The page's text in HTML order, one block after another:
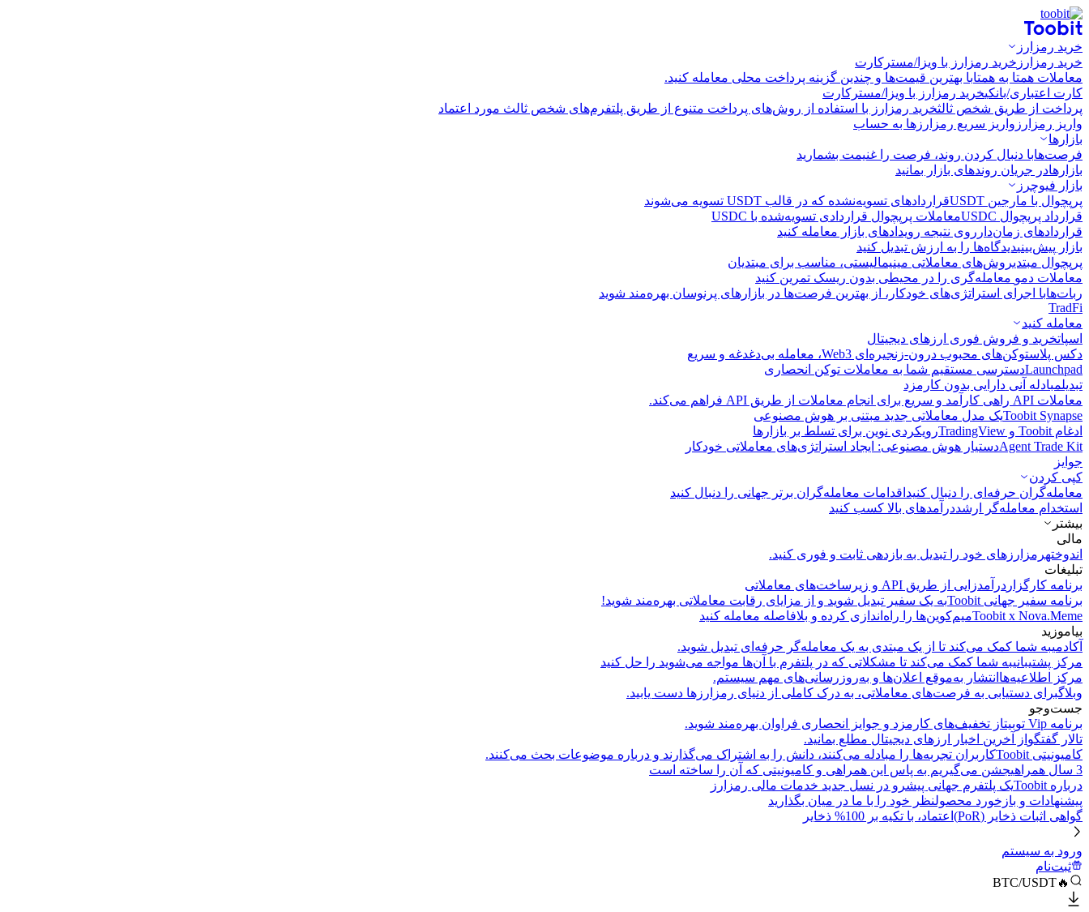
خرید رمزارز
خرید رمزارز خرید رمزارز با ویزا/مسترکارت
معاملات همتا به همتابا بهترین قیمت‌ها و چندین گزینه پرداخت محلی معامله کنید.
کارت اعتباری/بانکیخرید رمزارز با ویزا/مسترکارت
پرداخت از طریق شخص ثالثخرید رمزارز با استفاده از روش‌های پرداخت متنوع از طریق پلتفرم‌های شخص ثالث مورد اعتماد
واریز رمزارز واریز سریع رمزارزها به حساب
بازارها
فرصت‌هابا دنبال کردن روند، فرصت را غنیمت بشمارید
بازارهادر جریان روندهای بازار بمانید
بازار فیوچرز
پرپچوال با مارجین USDT
قراردادهای تسویه‌نشده که در قالب USDT تسویه می‌شوند
قرارداد پرپچوال USDC
معاملات پرپچوال قراردادی تسویه‌شده با USDC
قراردادهای زمان‌دار روی نتیجه رویدادهای بازار معامله کنید
بازار پیش‌بینیدیدگاه‌ها را به ارزش تبدیل کنید
پرپچوال مبتدیروش‌های معاملاتی مینیمالیستی، مناسب برای مبتدیان
معاملات دمو معامله‌گری را در محیطی بدون ریسک تمرین کنید
ربات‌هابا اجرای استراتژی‌های خودکار، از بهترین فرصت‌ها در بازارهای پرنوسان بهره‌مند شوید
TradFi
معامله کنید
اسپاتخرید و فروش فوری ارزهای دیجیتال
دکس پلاستوکن‌های محبوب درون-زنجیره‌ای Web3، معامله بی‌دغدغه و سریع
Launchpadدسترسی مستقیم شما به معاملات توکن انحصاری
تبدیلمبادله آنی دارایی بدون کارمزد
معاملات API
راهی کارآمد و سریع برای انجام معاملات از طریق API فراهم می‌کند.
Toobit Synapseیک مدل معاملاتی جدید مبتنی بر هوش مصنوعی
ادغام Toobit و TradingView
رویکردی نوین برای تسلط بر بازارها
Agent Trade Kitدستیار هوش مصنوعی: ایجاد استراتژی‌های معاملاتی خودکار
جوایز
کپی‌ کردن
معامله‌گران حرفه‌ای را دنبال کنید اقدامات معامله‌گران برتر جهانی را دنبال کنید
استخدام معامله‌گر ارشددرآمد‌های بالا کسب کنید
بیشتر
مالی
اندوختهرمزارزهای خود را تبدیل به بازدهی ثابت و فوری کنید.
تبلیغات
برنامه کارگزار درآمدزایی از طریق API و زیرساخت‌های معاملاتی
برنامه سفیر جهانی Toobit
به یک سفیر تبدیل شوید و از مزایای رقابت معاملاتی بهره‌مند شوید!
Toobit x Nova.Memeمیم‌کوین‌ها را راه‌اندازی کرده و بلافاصله معامله کنید
بیاموزید
آکادمیبه شما کمک می‌کند تا از یک مبتدی به یک معامله‌گر حرفه‌ای تبدیل شوید.
مرکز پشتیبانیبه شما کمک می‌کند تا مشکلاتی که در پلتفرم با آن‌ها مواجه می‌شوید را حل کنید
مرکز اطلاعیه‌ها انتشار به‌موقع اعلان‌ها و به‌روزرسانی‌های مهم سیستم.
وبلاگبرای دستیابی به فرصت‌های معاملاتی، به درک کاملی از دنیای رمزارزها دست یابید.
جست‌وجو
برنامه Vip توبیت
از تخفیف‌های کارمزد و جوایز انحصاری فراوان بهره‌مند شوید.
تالار گفتگو از آخرین اخبار ارزهای دیجیتال مطلع بمانید.
کامیونیتی Toobit
کاربران تجربه‌ها را مبادله می‌کنند، دانش را به اشتراک می‌گذارند و درباره موضوعات بحث می‌کنند.
3 سال همراهی
جشن می‌گیریم به پاس این همراهی و کامیونیتی که آن را ساخته است
درباره Toobit
یک پلتفرم جهانی پیشرو در نسل جدید خدمات مالی رمزارز
پیشنهادات و بازخورد محصولنظر خود را با ما در میان بگذارید
گواهی اثبات ذخایر (PoR)
اعتماد، با تکیه بر 100% ذخایر
ورود به سیستم
ثبت‌نام
🔥BTC/USDT